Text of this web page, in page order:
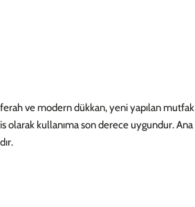
ve modern dükkan, yeni yapılan mutfak
olarak kullanıma son derece uygundur. Ana